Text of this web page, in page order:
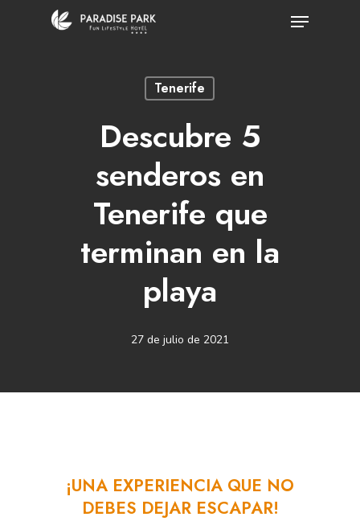
Menu
Tenerife
Descubre 5
senderos en
Tenerife que
terminan en la
playa
27 de julio de 2021
¡UNA EXPERIENCIA QUE NO
DEBES DEJAR ESCAPAR!